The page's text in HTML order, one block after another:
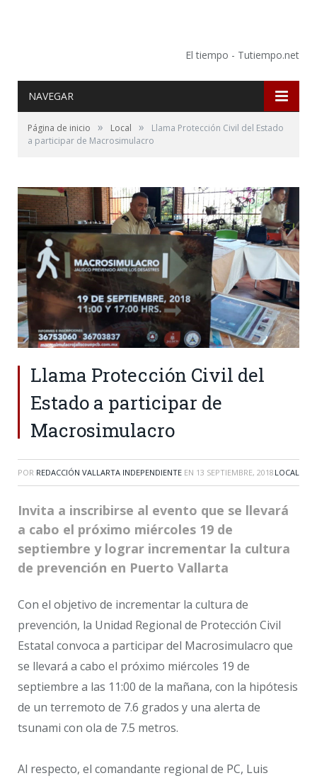
El tiempo - Tutiempo.net
NAVEGAR
Página de inicio » Local »
Llama Protección Civil del Estado
a participar de Macrosimulacro
Llama Protección Civil del
Estado a participar de
Macrosimulacro
POR REDACCIÓN VALLARTA INDEPENDIENTE EN 13 SEPTIEMBRE, 2018 LOCAL
Invita a inscribirse al evento que se llevará
a cabo el próximo miércoles 19 de
septiembre y lograr incrementar la cultura
de prevención en Puerto Vallarta
Con el objetivo de incrementar la cultura de
prevención, la Unidad Regional de Protección Civil
Estatal convoca a participar del Macrosimulacro que
se llevará a cabo el próximo miércoles 19 de
septiembre a las 11:00 de la mañana, con la hipótesis
de un terremoto de 7.6 grados y una alerta de
tsunami con ola de 7.5 metros.
Al respecto, el comandante regional de PC, Luis